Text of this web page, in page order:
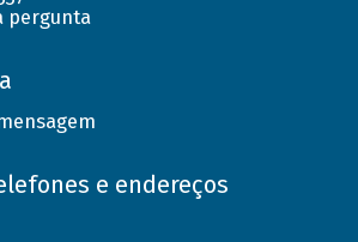
pergunta
e endereços